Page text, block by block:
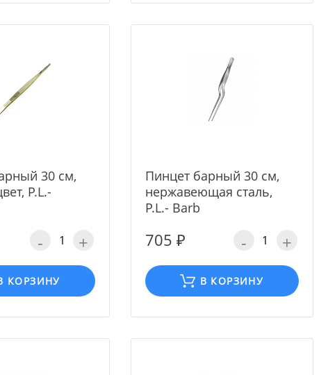
30 см,
P.L.-
- +
КОРЗИНУ
Пинцет барный 30 см,
нержавеющая сталь,
P.L.- Barb
705 ₽ - +
В КОРЗИНУ